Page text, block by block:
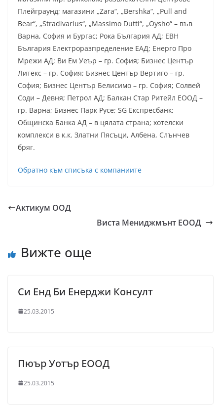
Плейграунд; магазини „Zara“, „Bershka“, „Pull and
Bear“, „Stradivarius“, „Massimo Dutti“, „Oysho“ – във
Варна, София и Бургас; Рока България АД; ЕВН
България Електроразпределение ЕАД; Енерго Про
Мрежи АД; Ви Ем Уеър – гр. София; Бизнес Център
Литекс – гр. София; Бизнес Център Вертиго – гр.
София; Бизнес Център Белисимо – гр. София; Солвей
Соди – Девня; Петрол АД; Балкан Стар Ритейл ЕООД –
гр. Варна; Бизнес Парк Русе; SG Експресбанк;
Общинска Банка АД – в цялата страна; хотелски
комплекси в к.к. Златни Пясъци, Албена, Слънчев
бряг.
Обратно към списъка с компаниите
Актикум ООД
Виста Мениджмънт ЕООД
Вижте още
Си Енд Би Енерджи Консулт
25.03.2015
Пюър Уотър ЕООД
25.03.2015